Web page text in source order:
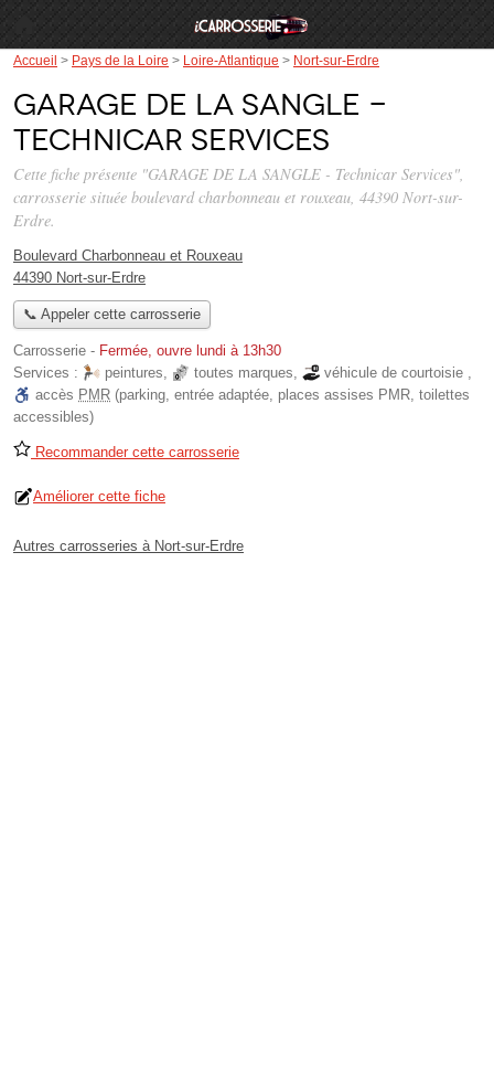
Accueil > Pays de la Loire > Loire-Atlantique > Nort-sur-Erdre
GARAGE DE LA SANGLE -
Technicar Services
Cette fiche présente "GARAGE DE LA SANGLE - Technicar Services",
carrosserie située boulevard charbonneau et rouxeau, 44390 Nort-sur-
Erdre.
Boulevard Charbonneau et Rouxeau
44390 Nort-sur-Erdre
📞 Appeler cette carrosserie
Carrosserie - Fermée, ouvre lundi à 13h30
Services :
peintures, toutes marques, véhicule de courtoisie ,
accès PMR (parking, entrée adaptée, places assises PMR, toilettes
accessibles)
Recommander cette carrosserie
Améliorer cette fiche
Autres carrosseries à Nort-sur-Erdre